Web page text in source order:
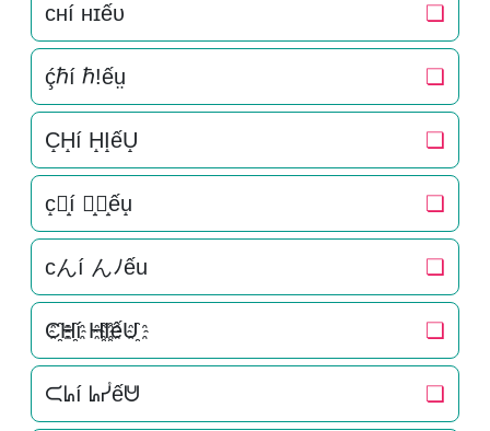
ᴄʜí ʜɪếᴜ ❏
ḉℏí ℏ!ếṳ ❏
C̝H̝í H̝I̝ếU̝ ❏
c̝ん̝í ん̝ﾉ̝ếu̝ ❏
cんí んﾉếu ❏
C҈H҈í H҈I҈ếU҈ ❏
ᙅᖺí ᖺᓮếᕰ ❏